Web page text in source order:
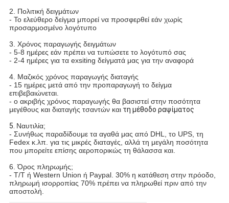
2. Πολιτική δειγμάτων
- Το ελεύθερο δείγμα μπορεί να προσφερθεί εάν χωρίς
προσαρμοσμένο λογότυπο
3. Χρόνος παραγωγής δειγμάτων
- 5-8 ημέρες εάν πρέπει να τυπώσετε το λογότυπό σας
- 2-4 ημέρες για τα exsiting δείγματά μας για την αναφορά
4. Μαζικός χρόνος παραγωγής διαταγής
- 15 ημέρες μετά από την προπαραγωγή το δείγμα
επιβεβαιώνεται.
- ο ακριβής χρόνος παραγωγής θα βασιστεί στην ποσότητα
μεγέθους και διαταγής τσαντών και τη μέθοδο ραψίματος
5. Ναυτιλία;
- Συνήθως παραδίδουμε τα αγαθά μας από DHL, το UPS, τη
Fedex κ.λπ. για τις μικρές διαταγές, αλλά τη μεγάλη ποσότητα
που μπορείτε επίσης αεροπορικώς τη θάλασσα και.
6. Όρος πληρωμής;
- T/T ή Western Union ή Paypal. 30% η κατάθεση στην πρόοδο,
πληρωμή ισορροπίας 70% πρέπει να πληρωθεί πριν από την
αποστολή.